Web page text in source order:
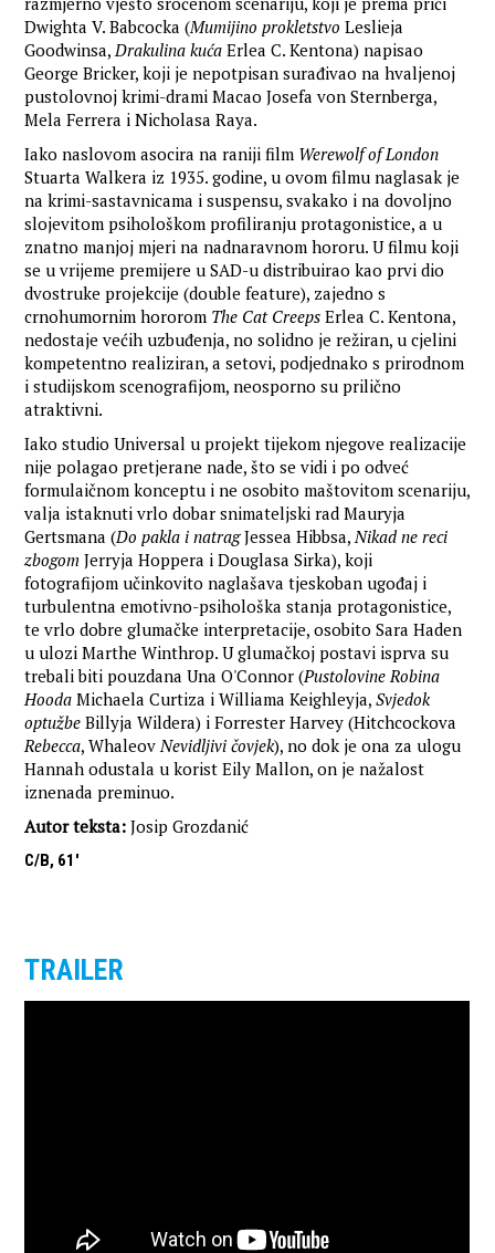
Dwighta V. Babcocka (Mumijino prokletstvo Leslieja
Goodwinsa,Drakulina kuća Erlea C. Kentona) napisao
George Bricker, koji je nepotpisan surađivao na hvaljenoj
pustolovnoj krimi-drami Macao Josefa von Sternberga,
Mela Ferrera i Nicholasa Raya.
Iako naslovom asocira na raniji film Werewolf of London
Stuarta Walkera iz 1935. godine, u ovom filmu naglasak je
na krimi-sastavnicama i suspensu, svakako i na dovoljno
slojevitom psihološkom profiliranju protagonistice, a u
znatno manjoj mjeri na nadnaravnom hororu. U filmu koji
se u vrijeme premijere u SAD-u distribuirao kao prvi dio
dvostruke projekcije (double feature), zajedno s
crnohumornim hororom The Cat Creeps Erlea C. Kentona,
nedostaje većih uzbuđenja, no solidno je režiran, u cjelini
kompetentno realiziran, a setovi, podjednako s prirodnom
i studijskom scenografijom, neosporno su prilično
atraktivni.
Iako studio Universal u projekt tijekom njegove realizacije
nije polagao pretjerane nade, što se vidi i po odveć
formulaičnom konceptu i ne osobito maštovitom scenariju,
valja istaknuti vrlo dobar snimateljski rad Mauryja
Gertsmana (Do pakla i natragJessea Hibbsa,Nikad ne reci
zbogom Jerryja Hoppera i Douglasa Sirka), koji
fotografijom učinkovito naglašava tjeskoban ugođaj i
turbulentna emotivno-psihološka stanja protagonistice,
te vrlo dobre glumačke interpretacije, osobito Sara Haden
u ulozi Marthe Winthrop. U glumačkoj postavi isprva su
trebali biti pouzdana Una O'Connor (Pustolovine Robina
Hooda Michaela Curtiza i Williama Keighleyja,Svjedok
optužbe Billyja Wildera) i Forrester Harvey (Hitchcockova
Rebecca, WhaleovNevidljivi čovjek), no dok je ona za ulogu
Hannah odustala u korist Eily Mallon, on je nažalost
iznenada preminuo.
Autor teksta: Josip Grozdanić
C/B, 61'
TRAILER